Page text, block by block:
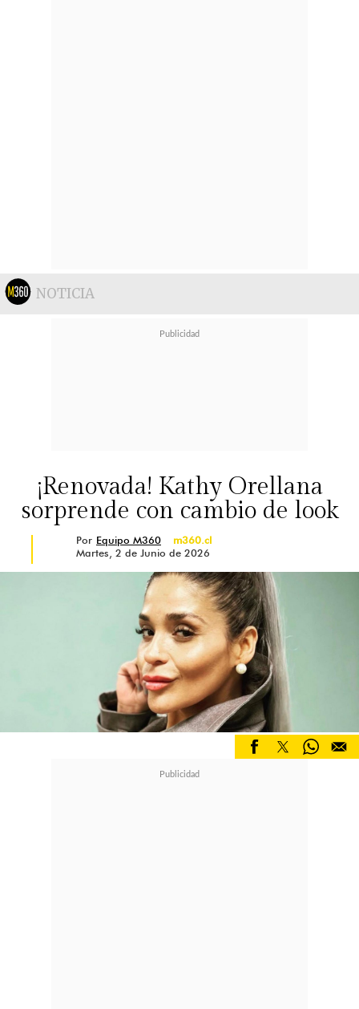
NOTICIA
¡Renovada! Kathy Orellana
sorprende con cambio de look
Por Equipo M360
m360.cl
Martes, 2 de Junio de 2026